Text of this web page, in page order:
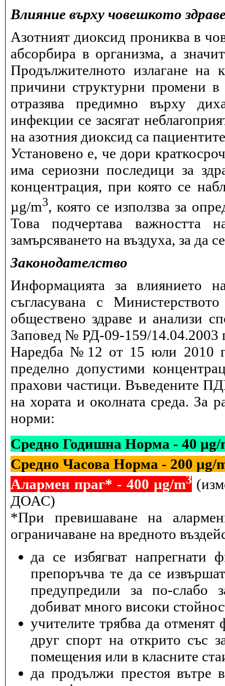
Влияние върху човешкото
Азотният диоксид прониква в
абсорбира в организма, а
Продължителното излагане
причини структурни промени в
отразява предимно върху
инфекции се засягат
на азотния диоксид са
Установено е, че дори
има сериозни последици за
концентрация, при която се
µg/m3, която се използва за
Това подчертава важността
замърсяването на въздуха, за да
Законодателство
Информацията за влиянието
съгласувана с
обществено здраве и анализи
Заповед № РД-09-159/14.04.2003
Наредба №12 от 15 юли 2010
пределно допустими
прахови частици. Въведените
на хората и околната среда. За
норми:
Средно Годишна Норма - 40 µg/
Средно Часова Норма - 200 µg/
Алармен праг* - 400 µg/m3
ДОАС)
*При превишаване на
ограничаване на вредното
да се избягват напрегнати
препоръчва те да се
предупредили за по-слабо
добиват много високи
учителите трябва да отменят
друг спорт на открито със
помещения или в класните
да продължи престоя вътре